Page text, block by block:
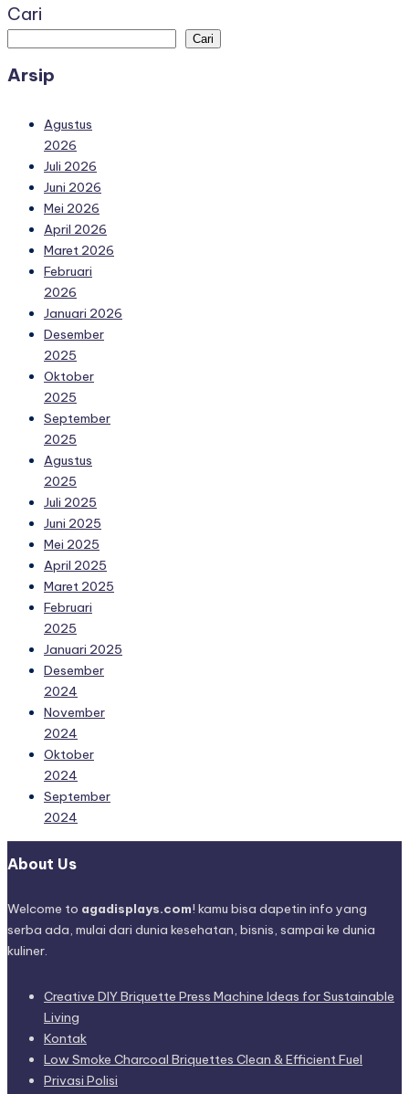
Cari
Cari
Arsip
Agustus
2026
Juli 2026
Juni 2026
Mei 2026
April 2026
Maret 2026
Februari
2026
Januari 2026
Desember
2025
Oktober
2025
September
2025
Agustus
2025
Juli 2025
Juni 2025
Mei 2025
April 2025
Maret 2025
Februari
2025
Januari 2025
Desember
2024
November
2024
Oktober
2024
September
2024
About Us
Welcome to agadisplays.com! kamu bisa dapetin info yang
serba ada, mulai dari dunia kesehatan, bisnis, sampai ke dunia
kuliner.
Creative DIY Briquette Press Machine Ideas for Sustainable
Living
Kontak
Low Smoke Charcoal Briquettes Clean & Efficient Fuel
Privasi Polisi